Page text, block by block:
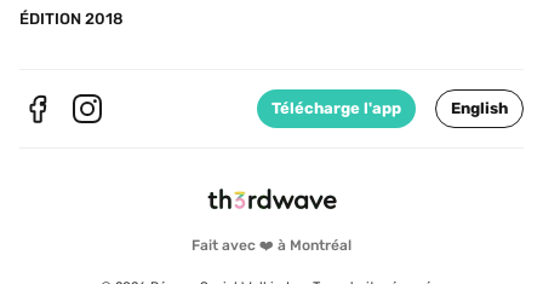
Fait avec ❤️ à Montréal
ÉDITION 2018
Télécharge l'app English